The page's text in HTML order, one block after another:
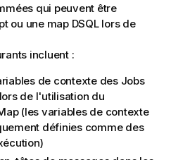
qui peuvent être
ou une map DSQL lors de
incluent :
de contexte des Jobs
lors de l'utilisation du
(les variables de contexte
définies comme des